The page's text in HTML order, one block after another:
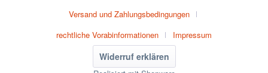
Versand und Zahlungsbedingungen
rechtliche Vorabinformationen
Impressum
Widerruf erklären